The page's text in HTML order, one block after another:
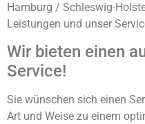
Hamburg / Schleswig-
Leistungen und unser
Wir bieten einen
Service!
Sie wünschen sich einen
Art und Weise zu einem